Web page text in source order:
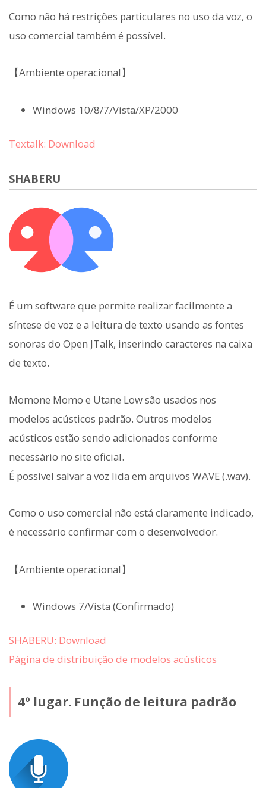
Como não há restrições particulares no uso da voz, o
uso comercial também é possível.
【Ambiente operacional】
Windows 10/8/7/Vista/XP/2000
Textalk: Download
SHABERU
É um software que permite realizar facilmente a
síntese de voz e a leitura de texto usando as fontes
sonoras do Open JTalk, inserindo caracteres na caixa
de texto.
Momone Momo e Utane Low são usados nos
modelos acústicos padrão. Outros modelos
acústicos estão sendo adicionados conforme
necessário no site oficial.
É possível salvar a voz lida em arquivos WAVE (.wav).
Como o uso comercial não está claramente indicado,
é necessário confirmar com o desenvolvedor.
【Ambiente operacional】
Windows 7/Vista (Confirmado)
SHABERU: Download
Página de distribuição de modelos acústicos
4º lugar. Função de leitura padrão